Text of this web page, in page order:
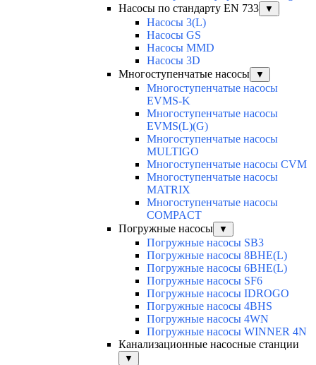
Насосы по стандарту EN 733
▼
Насосы 3(L)
Насосы GS
Насосы MMD
Насосы 3D
Многоступенчатые насосы
▼
Многоступенчатые насосы
EVMS-K
Многоступенчатые насосы
EVMS(L)(G)
Многоступенчатые насосы
MULTIGO
Многоступенчатые насосы CVM
Многоступенчатые насосы
MATRIX
Многоступенчатые насосы
COMPACT
Погружные насосы
▼
Погружные насосы SB3
Погружные насосы 8BHE(L)
Погружные насосы 6BHE(L)
Погружные насосы SF6
Погружные насосы IDROGO
Погружные насосы 4BHS
Погружные насосы 4WN
Погружные насосы WINNER 4N
Канализационные насосные станции
▼